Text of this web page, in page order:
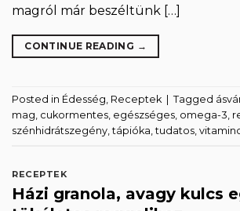
magról már beszéltünk […]
CONTINUE READING →
Posted in Édesség, Receptek Tagged
mag, cukormentes, egészséges, omega-3,
szénhidrátszegény,tápióka,tudatos,
RECEPTEK
Házi granola, avagy kulcs